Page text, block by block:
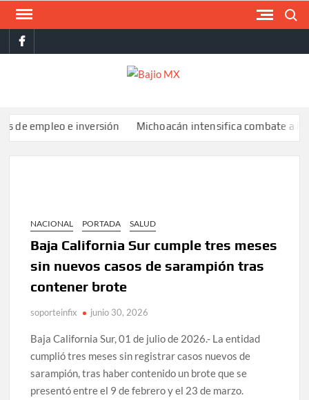
Saltar
contenidofacebook
e inversión Michoacán intensifica combate a la
NACIONAL PORTADA SALUD
Baja California Sur cumple tres meses
sin nuevos casos de sarampión tras
contener brote
soporteinfix junio 30, 2026
Baja California Sur, 01 de julio de 2026.- La entidad
cumplió tres meses sin registrar casos nuevos de
sarampión, tras haber contenido un brote que se
presentó entre el 9 de febrero y el 23 de marzo.